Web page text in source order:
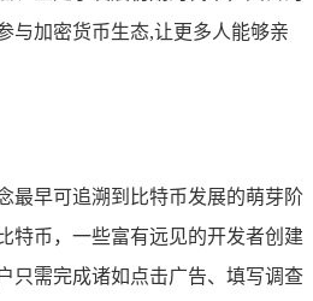
与加密货币生态,让更多人能够亲
最早可追溯到比特币发展的萌芽阶
特币，一些富有远见的开发者创建
只需完成诸如点击广告、填写调查